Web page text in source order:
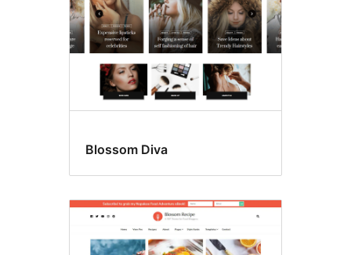
Blossom Diva